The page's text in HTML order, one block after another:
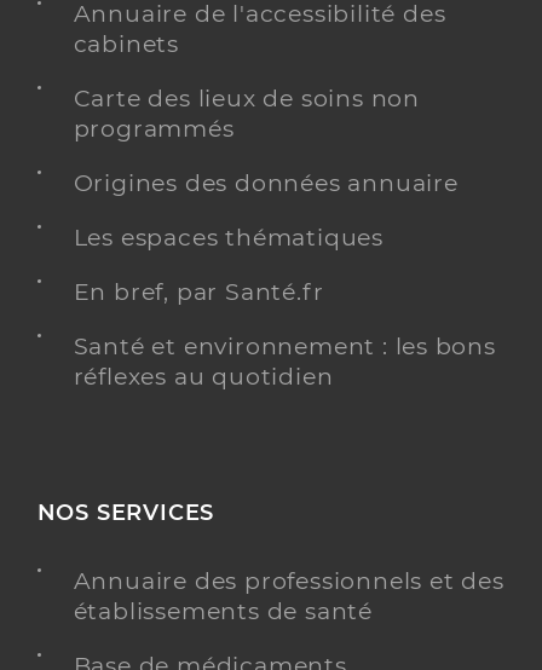
Annuaire de l'accessibilité des
cabinets
Carte des lieux de soins non
programmés
Origines des données annuaire
Les espaces thématiques
En bref, par Santé.fr
Santé et environnement : les bons
réflexes au quotidien
NOS SERVICES
Annuaire des professionnels et des
établissements de santé